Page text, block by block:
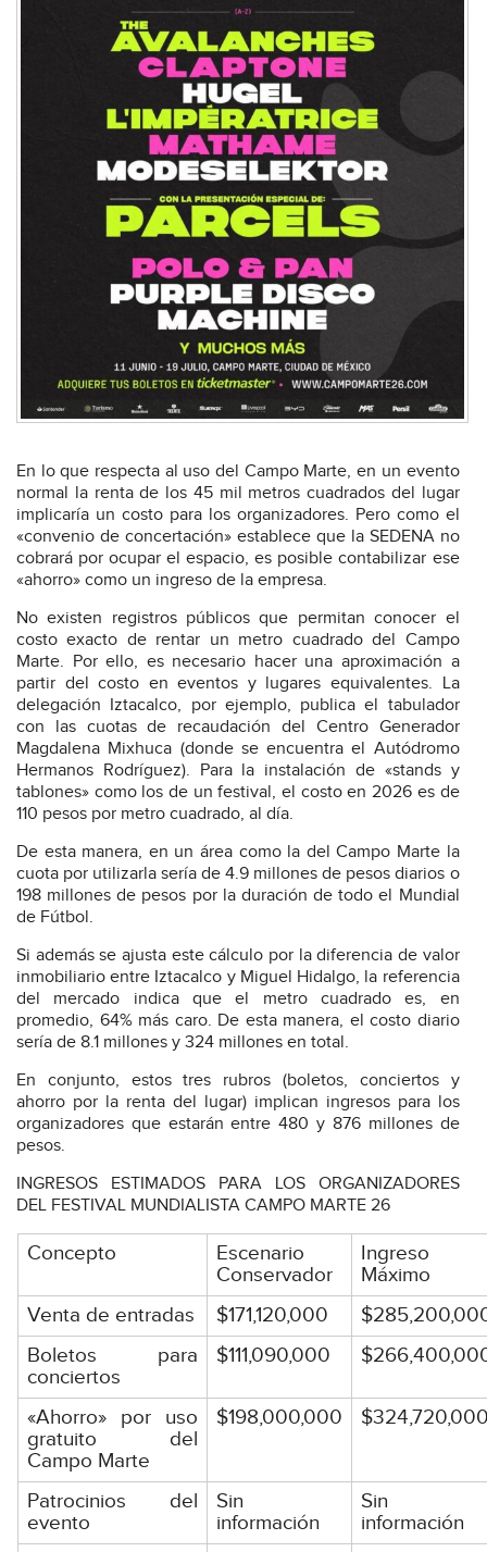
En lo que respecta al uso del Campo Marte, en un evento
normal la renta de los 45 mil metros cuadrados del lugar
implicaría un costo para los organizadores. Pero como el
«convenio de concertación» establece que la SEDENA no
cobrará por ocupar el espacio, es posible contabilizar ese
«ahorro» como un ingreso de la empresa.
No existen registros públicos que permitan conocer el
costo exacto de rentar un metro cuadrado del Campo
Marte. Por ello, es necesario hacer una aproximación a
partir del costo en eventos y lugares equivalentes. La
delegación Iztacalco, por ejemplo, publica el tabulador
con las cuotas de recaudación del Centro Generador
Magdalena Mixhuca (donde se encuentra el Autódromo
Hermanos Rodríguez). Para la instalación de «stands y
tablones» como los de un festival, el costo en 2026 es de
110 pesos por metro cuadrado, al día.
De esta manera, en un área como la del Campo Marte la
cuota por utilizarla sería de 4.9 millones de pesos diarios o
198 millones de pesos por la duración de todo el Mundial
de Fútbol.
Si además se ajusta este cálculo por la diferencia de valor
inmobiliario entre Iztacalco y Miguel Hidalgo, la referencia
del mercado indica que el metro cuadrado es, en
promedio, 64% más caro. De esta manera, el costo diario
sería de 8.1 millones y 324 millones en total.
En conjunto, estos tres rubros (boletos, conciertos y
ahorro por la renta del lugar) implican ingresos para los
organizadores que estarán entre 480 y 876 millones de
pesos.
INGRESOS ESTIMADOS PARA LOS ORGANIZADORES
DEL FESTIVAL MUNDIALISTA CAMPO MARTE 26
Concepto
Escenario
Conservador
Ingreso
Máximo
Venta de entradas
$171,120,000
Boletos para
conciertos
$111,090,000
«Ahorro» por uso
gratuito del
Campo Marte
$198,000,000
Patrocinios del
evento
Sin
información
Sin
información